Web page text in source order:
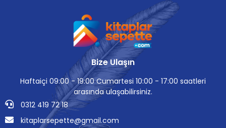
Bize Ulaşın
Haftaiçi 09:00 - 19:00 Cumartesi 10:00 - 17:00 saatleri
arasında ulaşabilirsiniz.
0312 419 72 18
kitaplarsepette@gmail.com